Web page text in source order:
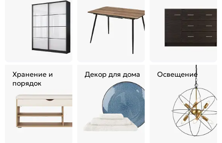
Хранение и
порядок
Декор для дома Освещение